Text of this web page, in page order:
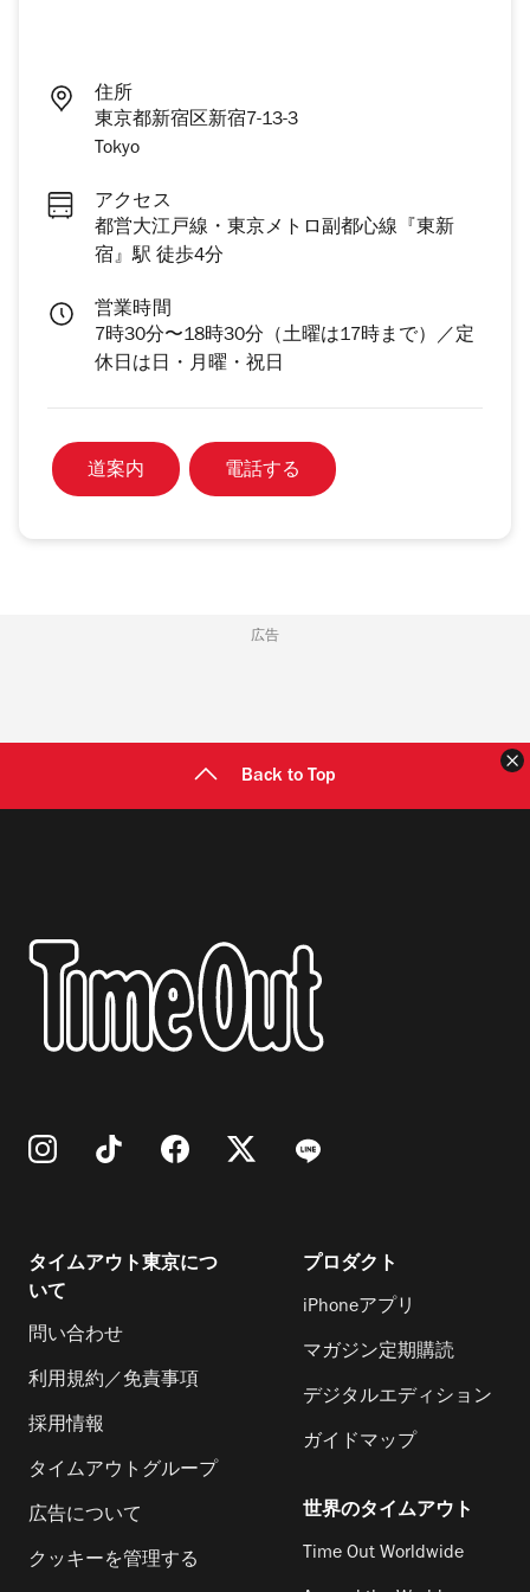
住所
東京都新宿区新宿7-13-3
Tokyo
アクセス
都営大江戸線・東京メトロ副都心線『東新
宿』駅 徒歩4分
営業時間
7時30分〜18時30分（土曜は17時まで）／定
休日は日・月曜・祝日
道案内 電話する
広告
Back to Top
タイムアウト東京につ
いて
問い合わせ
利用規約／免責事項
採用情報
タイムアウトグループ
広告について
クッキーを管理する
プロダクト
iPhoneアプリ
マガジン定期購読
デジタルエディション
ガイドマップ
世界のタイムアウト
Time Out Worldwide